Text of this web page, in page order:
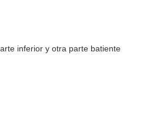
inferior y otra parte batiente